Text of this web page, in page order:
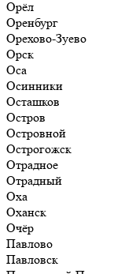
Орёл
Оренбург
Орехово-Зуево
Орск
Оса
Осинники
Осташков
Остров
Островной
Острогожск
Отрадное
Отрадный
Оха
Оханск
Очёр
Павлово
Павловск